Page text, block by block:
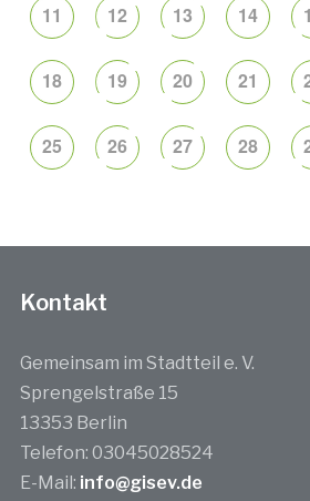
11 12 13 14
18 19 20 21
25 26 27 28
Kontakt
Gemeinsam im Stadtteil e. V.
Sprengelstraße 15
13353 Berlin
Telefon: 03045028524
E-Mail: info@gisev.de